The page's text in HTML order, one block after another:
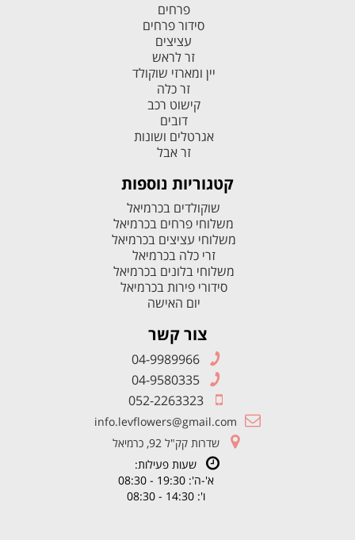
פרחים
סידור פרחים
עציצים
זר לראש
יין ומארזי שוקולד
זר כלה
קישוט רכב
דובים
אגרטלים ושונות
זר אבל
קטגוריות נוספות
שוקולדים בכרמיאל
משלוחי פרחים בכרמיאל
משלוחי עציצים בכרמיאל
זרי כלה בכרמיאל
משלוחי בלונים בכרמיאל
סידורי פירות בכרמיאל
יום האישה
צור קשר
04-9989966
04-9580335
052-2263323
info.levflowers@gmail.com
שדרות קק"ל 92, כרמיאל
שעות פעילות:
א'-ה': 19:30 - 08:30
ו': 14:30 - 08:30